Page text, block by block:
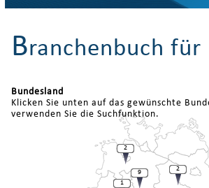
Branchenbuch für
Bundesland
Klicken Sie unten auf das gewünschte
verwenden Sie die Suchfunktion.
2
9
2
1